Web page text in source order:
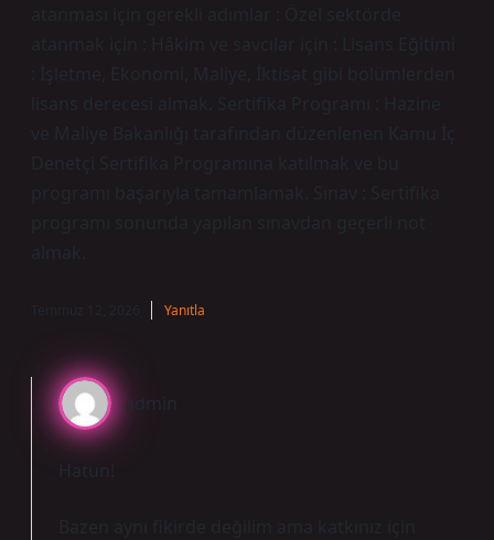
atanması için gerekli adımlar : Özel sektörde
atanmak için : Hâkim ve savcılar için : Lisans Eğitimi
: İşletme, Ekonomi, Maliye, İktisat gibi bölümlerden
lisans derecesi almak. Sertifika Programı : Hazine
ve Maliye Bakanlığı tarafından düzenlenen Kamu İç
Denetçi Sertifika Programına katılmak ve bu
programı başarıyla tamamlamak. Sınav : Sertifika
programı sonunda yapılan sınavdan geçerli not
almak.
Yanıtla
admin
Hatun!
Bazen aynı fikirde değilim ama katkınız için